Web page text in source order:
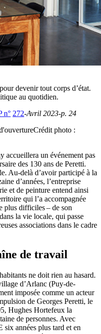
devenir tout corps d’état.
au quotidien.
n° 272-Avril 2023-p. 24
Crédit photo :
accueillera un événement pas
des 130 ans de Peretti.
Au-delà d’avoir participé à la
d’années, l’entreprise
et de peinture entend ainsi
qui l’a accompagnée
plus difficiles – de son
la vie locale, qui passe
associations dans le cadre
de travail
ne doit rien au hasard.
d’Arlanc (Puy-de-
imposée comme un acteur
de Georges Peretti, le
Hughes Hortefeux la
de personnes. Avec
années plus tard et en